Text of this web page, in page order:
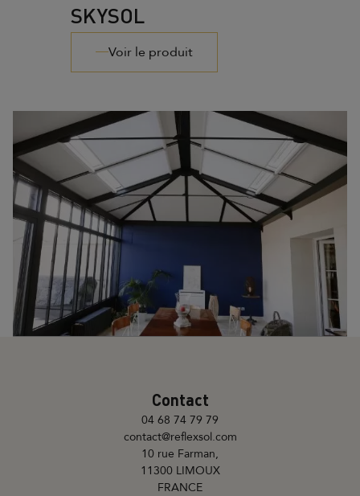
SKYSOL
Voir le produit
Contact
04 68 74 79 79
contact@reflexsol.com
10 rue Farman,
11300 LIMOUX
FRANCE